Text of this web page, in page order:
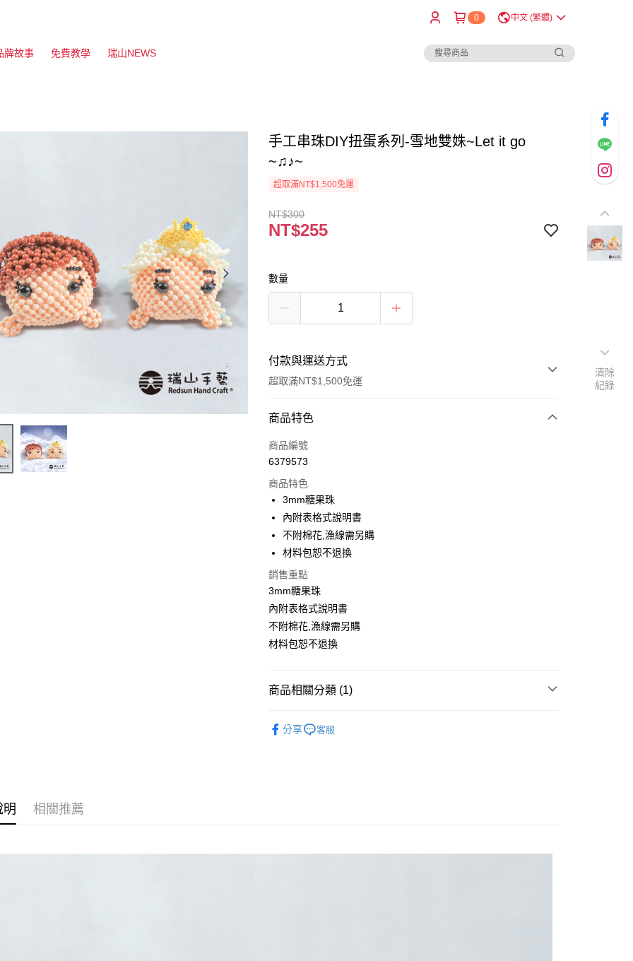
0 中文 (繁體)
牌故事 免費教學 瑞山NEWS
手工串珠DIY扭蛋系列-雪地雙姝~Let it go
~♫♪~
超取滿NT$1,500免運
NT$300
NT$255
數量
付款與運送方式
超取滿NT$1,500免運
付款方式
信用卡一次付款
Apple Pay
街口支付
悠遊付
運送方式
全家取貨付款
每筆NT$60，滿NT$1,500(含以上)免運費
每筆NT$60，滿NT$1,500(含以上)免運費
每筆NT$60，滿NT$1,500(含以上)免運費
商品特色
商品編號
6379573
商品特色
3mm糖果珠
內附表格式說明書
不附棉花,漁線需另購
材料包恕不退換
銷售重點
3mm糖果珠
內附表格式說明書
不附棉花,漁線需另購
材料包恕不退換
商品相關分類 (1)
分享
客服
明 相關推薦
清除
紀錄